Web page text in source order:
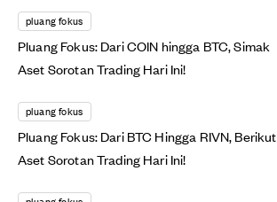
pluang fokus
Pluang Fokus: Dari COIN hingga BTC, Simak
Aset Sorotan Trading Hari Ini!
pluang fokus
Pluang Fokus: Dari BTC Hingga RIVN, Berikut
Aset Sorotan Trading Hari Ini!